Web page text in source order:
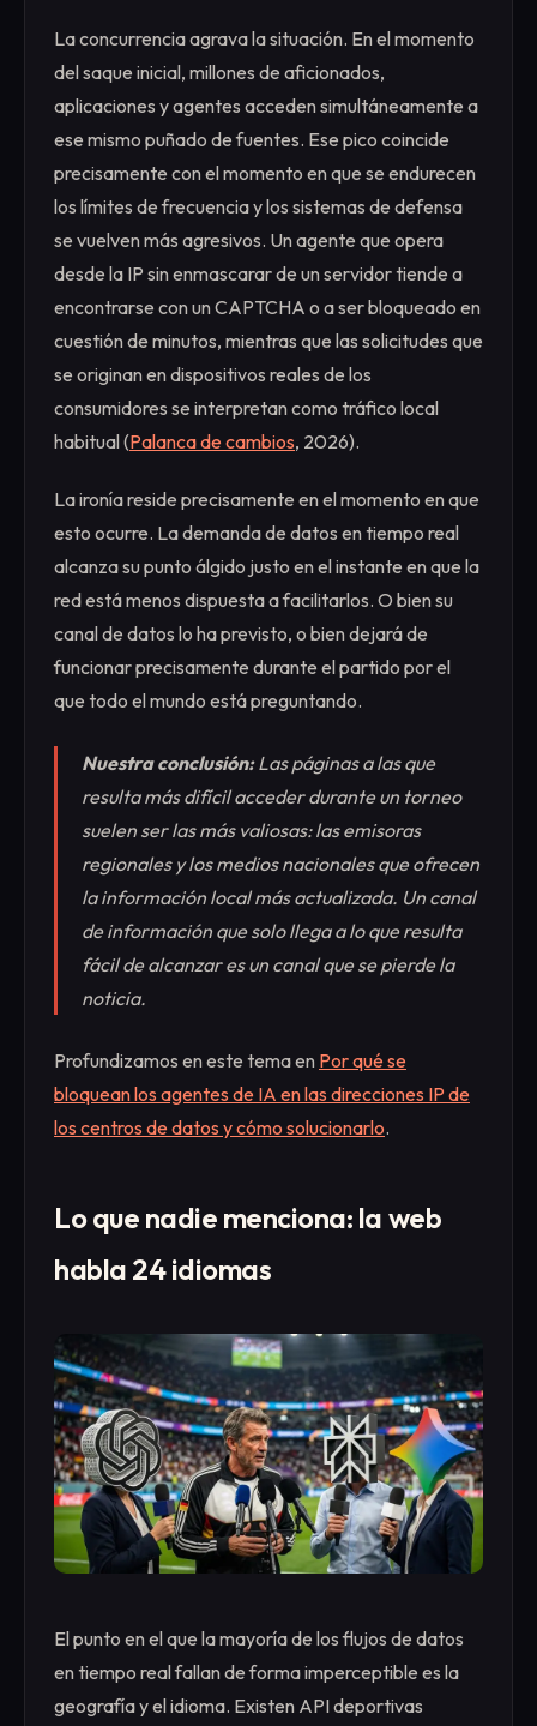
La concurrencia agrava la situación. En el momento
del saque inicial, millones de aficionados,
aplicaciones y agentes acceden simultáneamente a
ese mismo puñado de fuentes. Ese pico coincide
precisamente con el momento en que se endurecen
los límites de frecuencia y los sistemas de defensa
se vuelven más agresivos. Un agente que opera
desde la IP sin enmascarar de un servidor tiende a
encontrarse con un CAPTCHA o a ser bloqueado en
cuestión de minutos, mientras que las solicitudes que
se originan en dispositivos reales de los
consumidores se interpretan como tráfico local
habitual (Palanca de cambios, 2026).
La ironía reside precisamente en el momento en que
esto ocurre. La demanda de datos en tiempo real
alcanza su punto álgido justo en el instante en que la
red está menos dispuesta a facilitarlos. O bien su
canal de datos lo ha previsto, o bien dejará de
funcionar precisamente durante el partido por el
que todo el mundo está preguntando.
Nuestra conclusión:Las páginas a las que
resulta más difícil acceder durante un torneo
suelen ser las más valiosas: las emisoras
regionales y los medios nacionales que ofrecen
la información local más actualizada. Un canal
de información que solo llega a lo que resulta
fácil de alcanzar es un canal que se pierde la
noticia.
Profundizamos en este tema en Por qué se
bloquean los agentes de IA en las direcciones IP de
los centros de datos y cómo solucionarlo.
Lo que nadie menciona: la web
habla 24 idiomas
El punto en el que la mayoría de los flujos de datos
en tiempo real fallan de forma imperceptible es la
geografía y el idioma. Existen API deportivas